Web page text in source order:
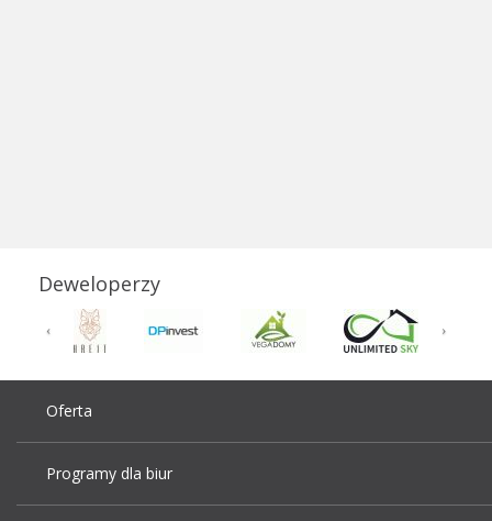
Deweloperzy
Oferta
Programy dla biur